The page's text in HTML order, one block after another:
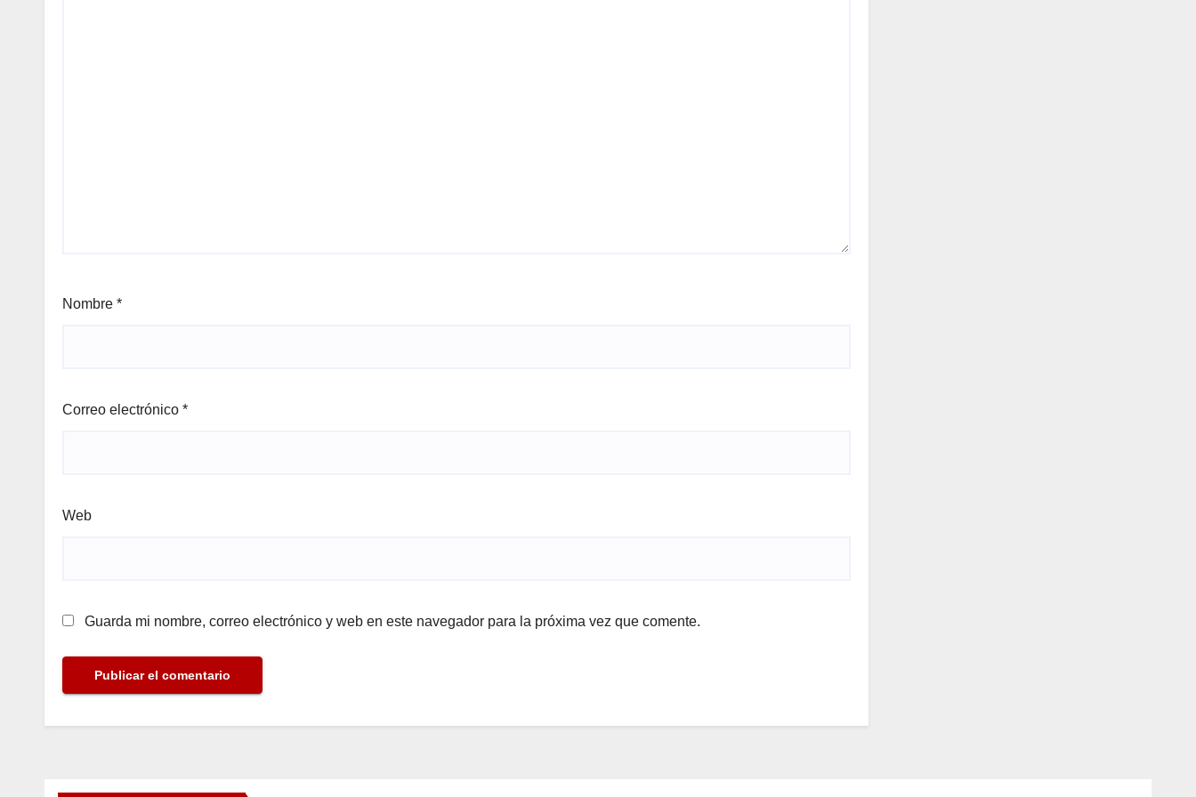
Nombre *
Correo electrónico *
Web
Guarda mi nombre, correo electrónico y web en este navegador para la próxima vez que comente.